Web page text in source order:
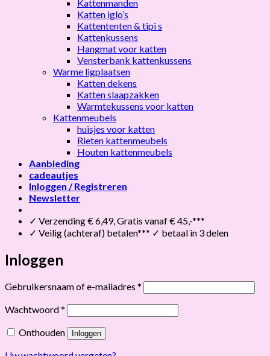
Kattenmanden
Katten iglo’s
Kattententen & tipi s
Kattenkussens
Hangmat voor katten
Vensterbank kattenkussens
Warme ligplaatsen
Katten dekens
Katten slaapzakken
Warmtekussens voor katten
Kattenmeubels
huisjes voor katten
Rieten kattenmeubels
Houten kattenmeubels
Aanbieding
cadeautjes
Inloggen / Registreren
Newsletter
✓ Verzending € 6,49, Gratis vanaf € 45,-***
✓ Veilig (achteraf) betalen*** ✓ betaal in 3 delen
Inloggen
Gebruikersnaam of e-mailadres * Vereist
Wachtwoord* Vereist
Onthouden Inloggen